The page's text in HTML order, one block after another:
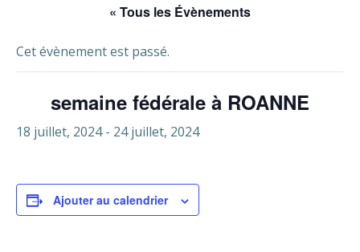
« Tous les Évènements
Cet évènement est passé.
semaine fédérale à ROANNE
18 juillet, 2024- 24 juillet, 2024
Ajouter au calendrier